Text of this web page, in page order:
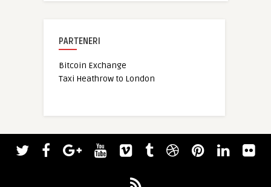
PARTENERI
Bitcoin Exchange
Taxi Heathrow to London